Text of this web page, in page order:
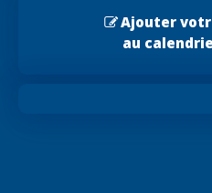
Ajouter
au